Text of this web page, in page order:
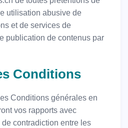
utilisation abusive de
et de services de
publication de contenus par
Conditions
Conditions générales en
vos rapports avec
de contradiction entre les